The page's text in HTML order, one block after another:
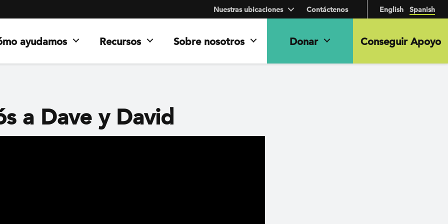
English Spanish
ayudamos Recursos Sobre nosotros Donar Conseguir Apoyo
Nuestras ubicaciones Contáctenos
a Dave y David